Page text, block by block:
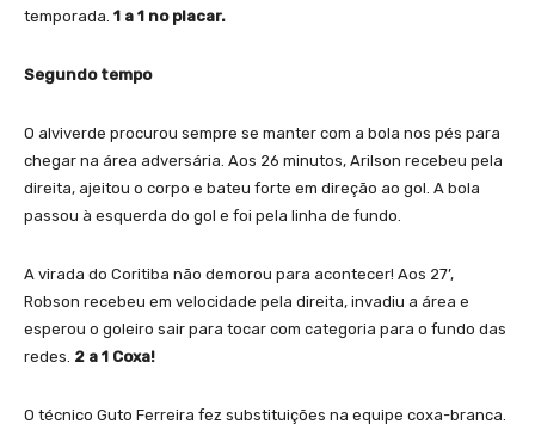
temporada. 1 a 1 no placar.
Segundo tempo
O alviverde procurou sempre se manter com a bola nos pés para
chegar na área adversária. Aos 26 minutos, Arilson recebeu pela
direita, ajeitou o corpo e bateu forte em direção ao gol. A bola
passou à esquerda do gol e foi pela linha de fundo.
A virada do Coritiba não demorou para acontecer! Aos 27’,
Robson recebeu em velocidade pela direita, invadiu a área e
esperou o goleiro sair para tocar com categoria para o fundo das
redes. 2 a 1 Coxa!
O técnico Guto Ferreira fez substituições na equipe coxa-branca.